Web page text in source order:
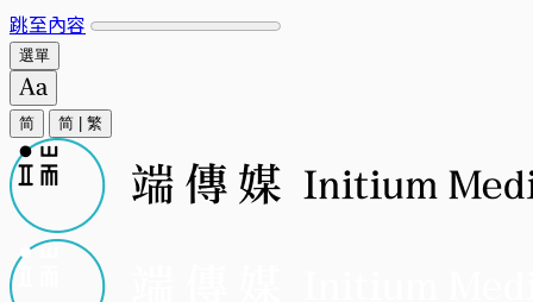
跳至內容
選單
简 简 繁